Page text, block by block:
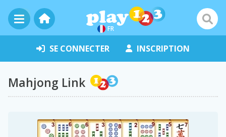
FR
SE CONNECTER INSCRIPTION
Mahjong Link